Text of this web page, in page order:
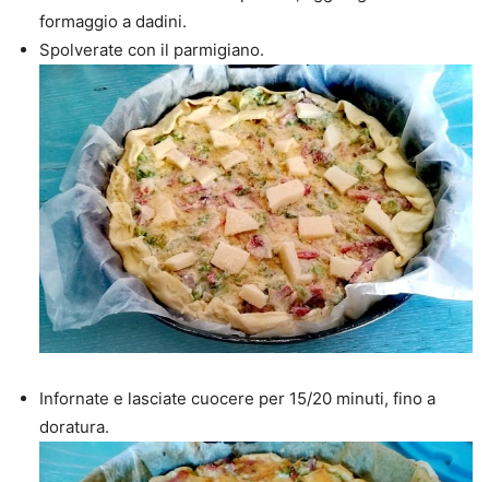
formaggio a dadini.
Spolverate con il parmigiano.
Infornate e lasciate cuocere per 15/20 minuti, fino a
doratura.